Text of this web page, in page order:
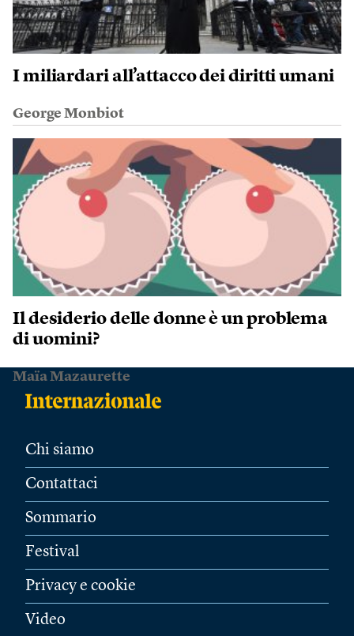
I miliardari all’attacco dei diritti umani
George Monbiot
Il desiderio delle donne è un problema
di uomini?
Maïa Mazaurette
Chi siamo
Contattaci
Sommario
Festival
Privacy e cookie
Video